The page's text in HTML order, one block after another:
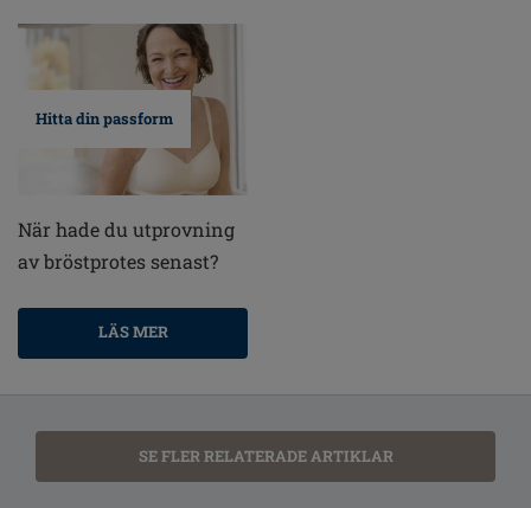
Hitta din passform
När hade du utprovning
av bröstprotes senast?
LÄS MER
SE FLER RELATERADE ARTIKLAR